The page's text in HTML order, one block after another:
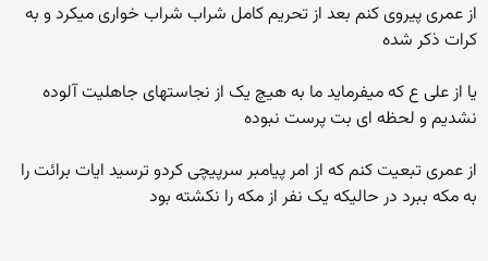
از عمری پیروی کنم بعد از تحریم کامل شراب شراب خواری میکرد و به
کرات ذکر شده
یا از علی ع که میفرماید ما به هیچ یک از نجاستهای جاهلیت آلوده
نشدیم و لحظه ای بت پرست نبوده
از عمری تبعیت کنم که از امر پیامبر سرپیچی کردو ترسید ایات برائت را
به مکه ببرد در حالیکه یک نفر از مکه را نکشته بود